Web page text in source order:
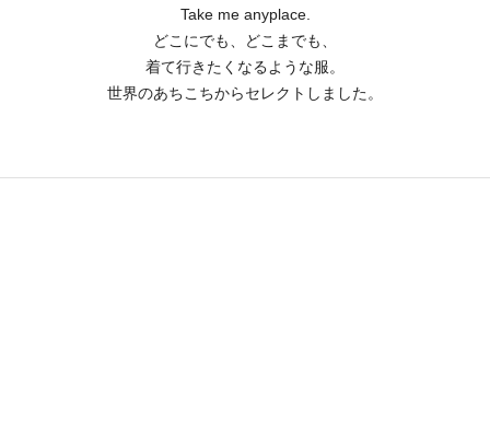
Take me anyplace.
どこにでも、どこまでも、
着て行きたくなるような服。
世界のあちこちからセレクトしました。